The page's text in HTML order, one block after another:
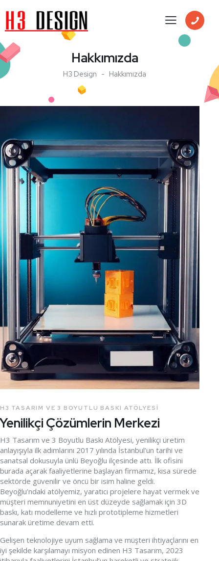
Hakkımızda
H3 Design Hakkımızda
H3 TASARIM VE 3 BOYUTLU BASKI ATÖLYESI
Yenilikçi Çözümlerin Merkezi
H3 Tasarım ve 3 Boyutlu Baskı Atölyesi, yenilikçi üretim
anlayışıyla ilk adımlarını 2017 yılında İstanbul’un tarihi ve
sanatsal dokusuyla ünlü Beyoğlu ilçesinde attı. İlk ofisini
burada açarak faaliyetlerine başlayan firmamız, kısa sürede
sektörde güvenilir ve öncü bir isim haline geldi.
Beyoğlu’ndaki atölyemiz, yaratıcı projelere hayat vermek ve
müşteri memnuniyetini en üst düzeyde sağlamak için 3D
baskı, katı modelleme ve hızlı prototipleme hizmetleri
sunarak üretime devam etti.
Gelişen teknolojiye uyum sağlama ve müşteri ihtiyaçlarını en
iyi şekilde karşılamayı misyon edinen H3 Tasarım, 2023